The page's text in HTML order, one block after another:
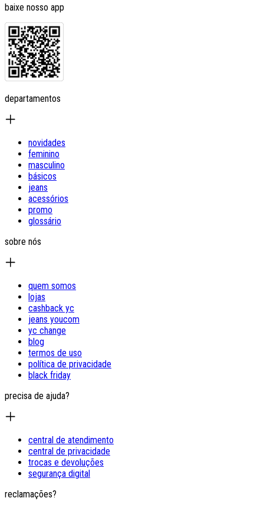
baixe nosso app
departamentos
novidades
feminino
masculino
básicos
jeans
acessórios
promo
glossário
sobre nós
quem somos
lojas
cashback yc
jeans youcom
yc change
blog
termos de uso
política de privacidade
black friday
precisa de ajuda?
central de atendimento
central de privacidade
trocas e devoluções
segurança digital
reclamações?